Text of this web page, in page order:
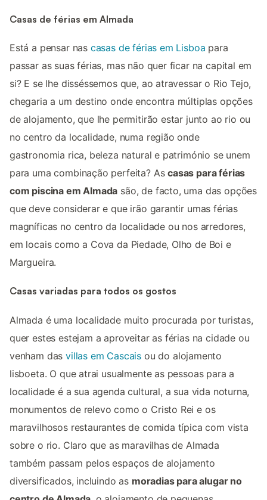
Casas de férias em Almada
Está a pensar nas casas de férias em Lisboa para
passar as suas férias, mas não quer ficar na capital em
si? E se lhe disséssemos que, ao atravessar o Rio Tejo,
chegaria a um destino onde encontra múltiplas opções
de alojamento, que lhe permitirão estar junto ao rio ou
no centro da localidade, numa região onde
gastronomia rica, beleza natural e património se unem
para uma combinação perfeita? Ascasas para férias
com piscina em Almada são, de facto, uma das opções
que deve considerar e que irão garantir umas férias
magníficas no centro da localidade ou nos arredores,
em locais como a Cova da Piedade, Olho de Boi e
Margueira.
Casas variadas para todos os gostos
Almada é uma localidade muito procurada por turistas,
quer estes estejam a aproveitar as férias na cidade ou
venham dasvillas em Cascais ou do alojamento
lisboeta. O que atrai usualmente as pessoas para a
localidade é a sua agenda cultural, a sua vida noturna,
monumentos de relevo como o Cristo Rei e os
maravilhosos restaurantes de comida típica com vista
sobre o rio. Claro que as maravilhas de Almada
também passam pelos espaços de alojamento
diversificados, incluindo as moradias para alugar no